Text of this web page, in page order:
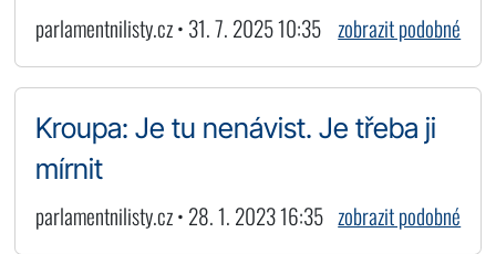
parlamentnilisty.cz • 31. 7. 2025 10:35 zobrazit podobné
Kroupa: Je tu nenávist. Je třeba ji
mírnit
parlamentnilisty.cz • 28. 1. 2023 16:35 zobrazit podobné